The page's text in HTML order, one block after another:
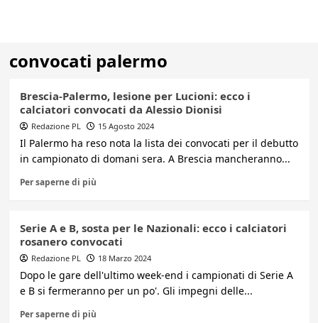
convocati palermo
Brescia-Palermo, lesione per Lucioni: ecco i
calciatori convocati da Alessio Dionisi
Redazione PL 15 Agosto 2024
Il Palermo ha reso nota la lista dei convocati per il debutto
in campionato di domani sera. A Brescia mancheranno...
Per saperne di più
Serie A e B, sosta per le Nazionali: ecco i calciatori
rosanero convocati
Redazione PL 18 Marzo 2024
Dopo le gare dell'ultimo week-end i campionati di Serie A
e B si fermeranno per un po'. Gli impegni delle...
Per saperne di più